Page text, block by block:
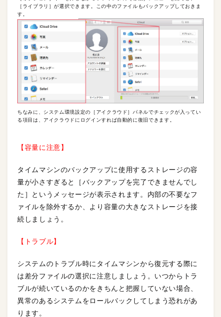
［ライブラリ］が選択できます。この中のファイルもバックアップしておきま
す。
ちなみに、システム環境設定の［アイクラウド］パネルでチェックが入ってい
る項目は、アイクラウドにログインすれば自動的に復旧できます。
【容量に注意】
タイムマシンのバックアップに使用するストレージの容
量が小さすぎると［バックアップを完了できませんでし
た］というメッセージが表示されます。内部の不要なフ
ァイルを除外するか、より容量の大きなストレージを接
続しましょう。
【トラブル】
システムのトラブル時にタイムマシンから復元する際に
は差分ファイルの選択に注意しましょう。いつからトラ
ブルが続いているのかをきちんと把握していない場合、
異常のあるシステムをロールバックしてしまう恐れがあ
ります。